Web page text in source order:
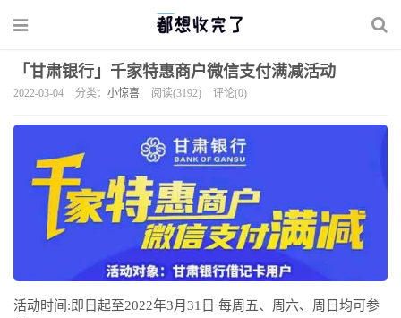
「甘肃银行」千家特惠商户微信支付满减活动
2022-03-04 分类： 小惊喜 阅读(3192) 评论(0)
活动时间:即日起至2022年3月31日 每周五、周六、周日均可参